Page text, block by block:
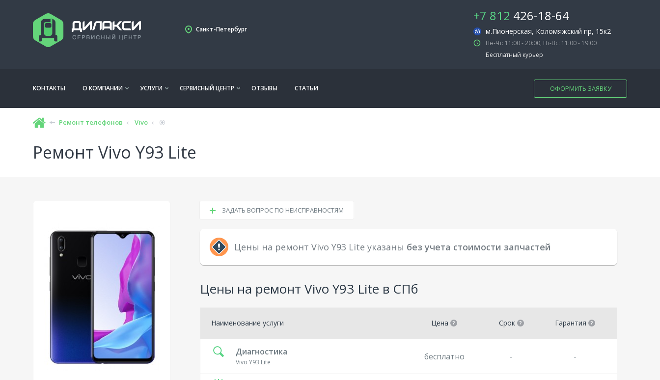
Санкт-Петербург
+7 812 426-18-64
м.Пионерская, Коломяжский пр, 15к2
Пн-Чт: 11:00 - 20:00, Пт-Вс: 11:00 - 19:00
Бесплатный курьер
КОНТАКТЫ О КОМПАНИИ УСЛУГИ СЕРВИСНЫЙ ЦЕНТР ОТЗЫВЫ СТАТЬИ ОФОРМИТЬ ЗАЯВКУ
Ремонт телефонов Vivo
Ремонт Vivo Y93 Lite
ЗАДАТЬ ВОПРОС ПО НЕИСПРАВНОСТЯМ
Цены на ремонт Vivo Y93 Lite указаны без учета стоимости запчастей
Цены на ремонт Vivo Y93 Lite в СПб
Наименование услуги Цена Срок Гарантия
Диагностика
Vivo Y93 Lite
бесплатно - -